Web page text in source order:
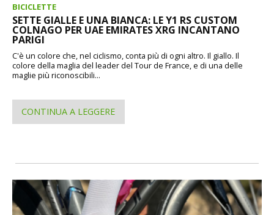
BICICLETTE
SETTE GIALLE E UNA BIANCA: LE Y1 RS CUSTOM
COLNAGO PER UAE EMIRATES XRG INCANTANO
PARIGI
C'è un colore che, nel ciclismo, conta più di ogni altro. Il giallo. Il
colore della maglia del leader del Tour de France, e di una delle
maglie più riconoscibili...
CONTINUA A LEGGERE